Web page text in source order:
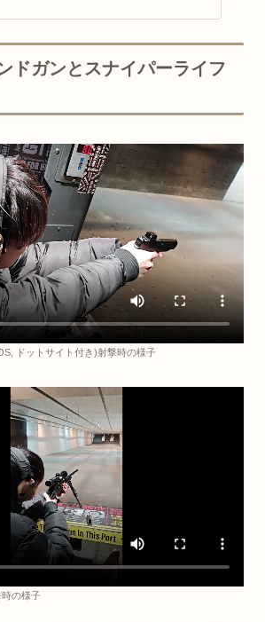
ドガンとスナイパーライフ
ドットサイト付き)射撃時の様子
時の様子